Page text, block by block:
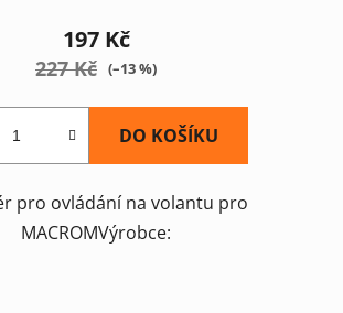
197 Kč
227 Kč (–13 %)
DO KOŠÍKU
pro ovládání na volantu pro
MACROMVýrobce: